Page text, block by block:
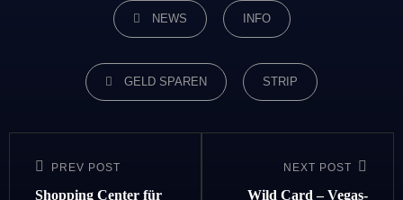
CATEGORIES
NEWS INFO
TAGS,
GELD SPAREN STRIP
Previous
Post
PREV POST
Shopping Center für
Post
NEXT POST
Wild Card – Vegas-